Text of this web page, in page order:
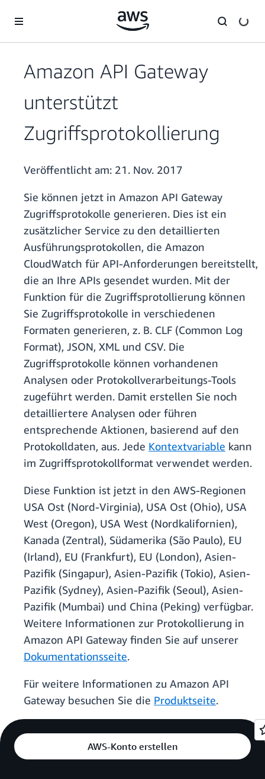
Überspringen zum Hauptinhalt
Amazon API Gateway
unterstützt
Zugriffsprotokollierung
Veröffentlicht am: 21. Nov. 2017
Sie können jetzt in Amazon API Gateway
Zugriffsprotokolle generieren. Dies ist ein
zusätzlicher Service zu den detaillierten
Ausführungsprotokollen, die Amazon
CloudWatch für API-Anforderungen bereitstellt,
die an Ihre APIs gesendet wurden. Mit der
Funktion für die Zugriffsprotollierung können
Sie Zugriffsprotokolle in verschiedenen
Formaten generieren, z. B. CLF (Common Log
Format), JSON, XML und CSV. Die
Zugriffsprotokolle können vorhandenen
Analysen oder Protokollverarbeitungs-Tools
zugeführt werden. Damit erstellen Sie noch
detailliertere Analysen oder führen
entsprechende Aktionen, basierend auf den
Protokolldaten, aus. Jede Kontextvariable kann
im Zugriffsprotokollformat verwendet werden.
Diese Funktion ist jetzt in den AWS-Regionen
USA Ost (Nord-Virginia), USA Ost (Ohio), USA
West (Oregon), USA West (Nordkalifornien),
Kanada (Zentral), Südamerika (São Paulo), EU
(Irland), EU (Frankfurt), EU (London), Asien-
Pazifik (Singapur), Asien-Pazifik (Tokio), Asien-
Pazifik (Sydney), Asien-Pazifik (Seoul), Asien-
Pazifik (Mumbai) und China (Peking) verfügbar.
Weitere Informationen zur Protokollierung in
Amazon API Gateway finden Sie auf unserer
Dokumentationsseite.
Für weitere Informationen zu Amazon API
Gateway besuchen Sie die Produktseite.
AWS-Konto erstellen